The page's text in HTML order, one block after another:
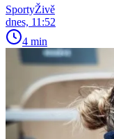
SportyŽivě
dnes, 11:52
4 min